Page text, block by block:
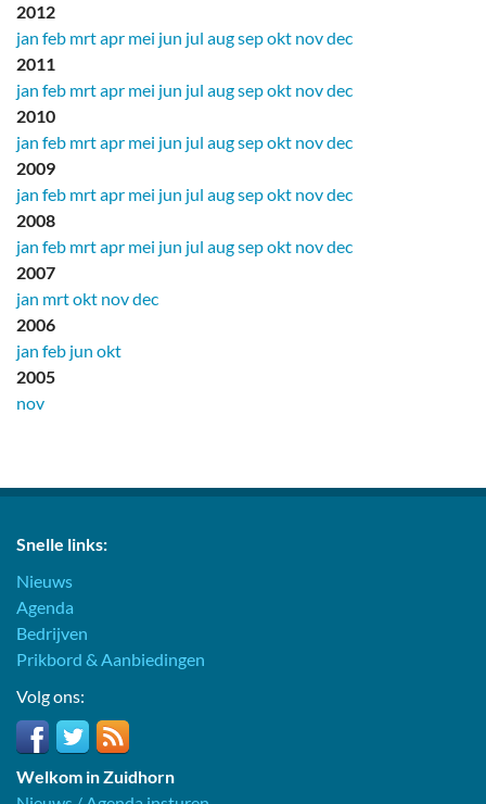
2012
jan feb mrtapr mei jun jul augsepokt novdec
2011
jan feb mrtapr mei jun jul augsepokt novdec
2010
jan feb mrtapr mei jun jul augsepokt novdec
2009
jan feb mrtapr mei jun jul augsepokt novdec
2008
jan feb mrtapr mei jun jul augsepokt novdec
2007
jan mrtokt novdec
2006
jan feb jun okt
2005
nov
Snelle links:
Nieuws
Agenda
Bedrijven
Prikbord & Aanbiedingen
Volg ons:
Welkom in Zuidhorn